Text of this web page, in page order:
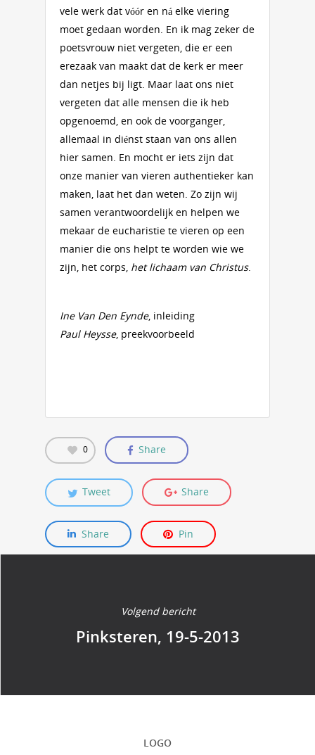
vele werk dat vóór en ná elke viering
moet gedaan worden. En ik mag zeker de
poetsvrouw niet vergeten, die er een
erezaak van maakt dat de kerk er meer
dan netjes bij ligt. Maar laat ons niet
vergeten dat alle mensen die ik heb
opgenoemd, en ook de voorganger,
allemaal in diénst staan van ons allen
hier samen. En mocht er iets zijn dat
onze manier van vieren authentieker kan
maken, laat het dan weten. Zo zijn wij
samen verantwoordelijk en helpen we
mekaar de eucharistie te vieren op een
manier die ons helpt te worden wie we
zijn, het corps, het lichaam van Christus.
Ine Van Den Eynde, inleiding
Paul Heysse, preekvoorbeeld
0 Share
Tweet Share
Share Pin
Volgend bericht
Pinksteren, 19-5-2013
LOGO